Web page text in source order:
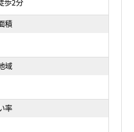
歩2分
積
域
率